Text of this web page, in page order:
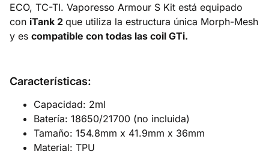
ECO, TC-TI. Vaporesso Armour S Kit está equipado
con iTank 2 que utiliza la estructura única Morph-Mesh
y es compatible con todas las coil GTi.
Características:
Capacidad: 2ml
Batería: 18650/21700 (no incluida)
Tamaño: 154.8mm x 41.9mm x 36mm
Material: TPU